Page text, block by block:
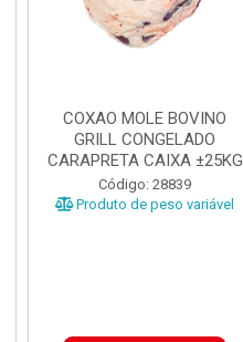
COXAO MOLE BOVINO
GRILL CONGELADO
CARAPRETA CAIXA ±25KG
Código: 28839
Produto de peso variável